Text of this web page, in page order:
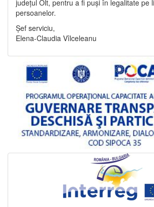
județul Olt, pentru a fi puși în legalitate pe
persoanelor.
Șef serviciu,
Elena-Claudia Vîlceleanu